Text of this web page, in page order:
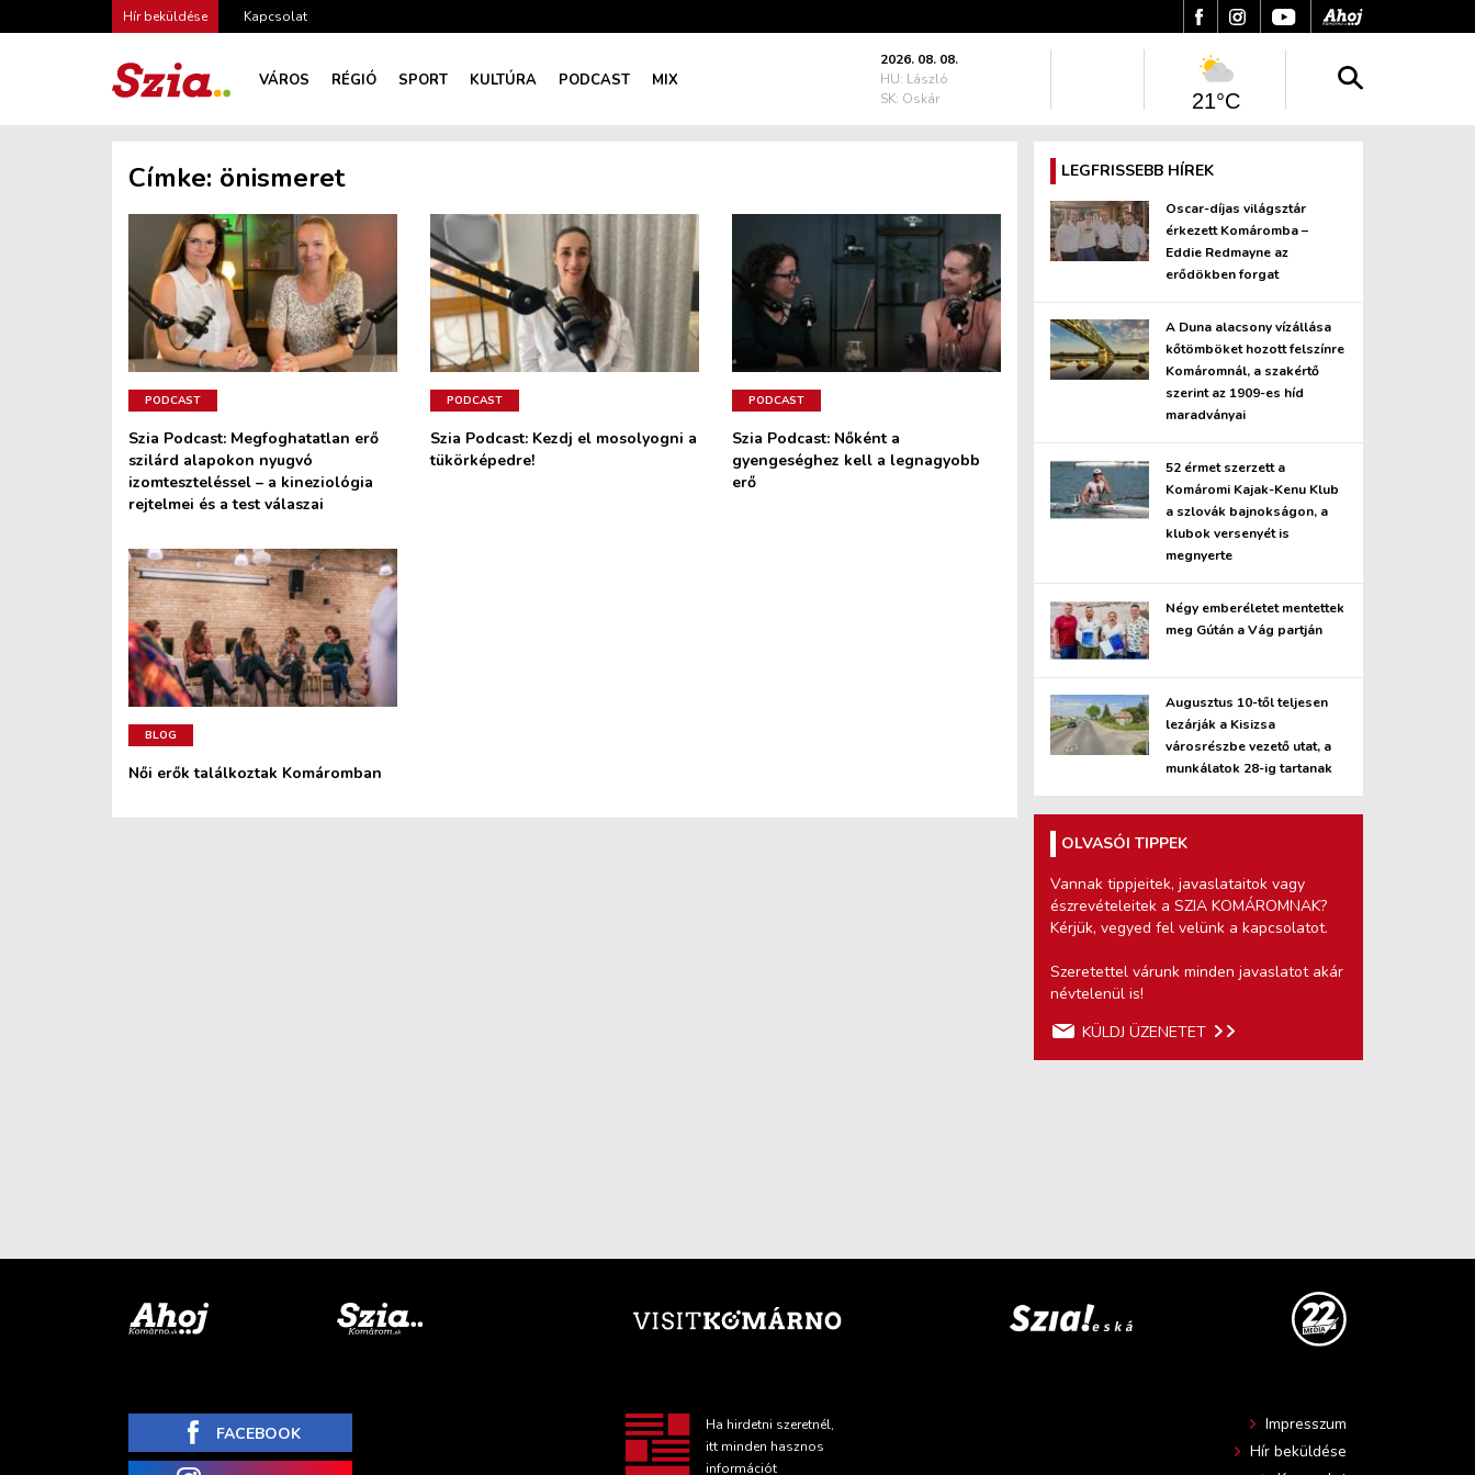
Hír beküldése Kapcsolat
VÁROS RÉGIÓ SPORT KULTÚRA PODCAST MIX
2026. 08. 08.
HU: László
SK: Oskár
21°C
Címke: önismeret
PODCAST
Szia Podcast: Megfoghatatlan erő
szilárd alapokon nyugvó
izomteszteléssel – a kineziológia
rejtelmei és a test válaszai
PODCAST
Szia Podcast: Kezdj el mosolyogni a
tükörképedre!
PODCAST
Szia Podcast: Nőként a
gyengeséghez kell a legnagyobb
erő
BLOG
Női erők találkoztak Komáromban
LEGFRISSEBB HÍREK
Oscar-díjas világsztár
érkezett Komáromba –
Eddie Redmayne az
erődökben forgat
A Duna alacsony vízállása
kőtömböket hozott felszínre
Komáromnál, a szakértő
szerint az 1909-es híd
maradványai
52 érmet szerzett a
Komáromi Kajak-Kenu Klub
a szlovák bajnokságon, a
klubok versenyét is
megnyerte
Négy emberéletet mentettek
meg Gútán a Vág partján
Augusztus 10-től teljesen
lezárják a Kisizsa
városrészbe vezető utat, a
munkálatok 28-ig tartanak
OLVASÓI TIPPEK
Vannak tippjeitek, javaslataitok vagy
észrevételeitek a SZIA KOMÁROMNAK?
Kérjük, vegyed fel velünk a kapcsolatot.
Szeretettel várunk minden javaslatot akár
névtelenül is!
KÜLDJ ÜZENETET
FACEBOOK
Ha hirdetni szeretnél,
itt minden hasznos
információt
Impresszum
Hír beküldése